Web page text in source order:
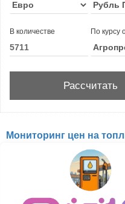
В количестве По курсу
Мониторинг цен на